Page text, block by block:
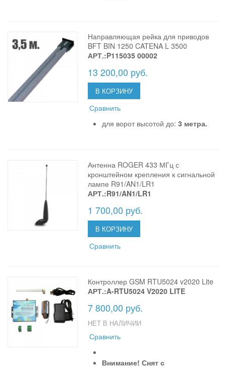
Направляющая рейка для приводов
BFT BIN 1250 CATENA L 3500
АРТ.:P115035 00002
13 200,00 руб.
В КОРЗИНУ
Сравнить
для ворот высотой до:3 метра.
Антенна ROGER 433 МГц с
кронштейном крепления к сигнальной
лампе R91/AN1/LR1
АРТ.:R91/AN1/LR1
1 700,00 руб.
В КОРЗИНУ
Сравнить
Контроллер GSM RTU5024 v2020 Lite
АРТ.:A-RTU5024 V2020 LITE
7 800,00 руб.
НЕТ В НАЛИЧИИ
Сравнить
Внимание! Снят с